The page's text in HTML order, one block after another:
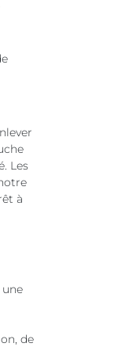
Les
à
de